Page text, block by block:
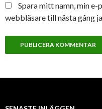
Spara mitt namn, min
webbläsare till nästa gång